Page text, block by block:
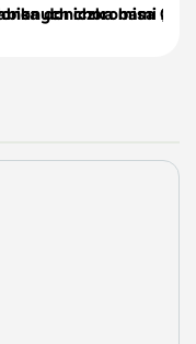
chorobami 20
doniczka misa